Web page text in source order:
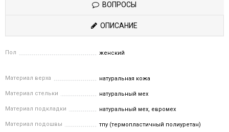
ВОПРОСЫ
ОПИСАНИЕ
Пол женский
Материал верха натуральная кожа
Материал стельки натуральный мех
Материал подкладки натуральный мех, евромех
Материал подошвы тпу (термопластичный полиуретан)